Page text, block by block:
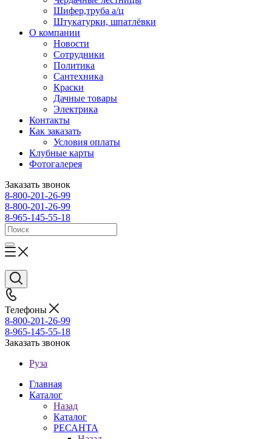
Шифер,труба а/ц
Штукатурки, шпатлёвки
О компании
Новости
Сотрудники
Политика
Сантехника
Краски
Дачные товары
Электрика
Контакты
Как заказать
Условия оплаты
Клубные карты
Фотогалерея
Заказать звонок
8-800-201-26-99
8-800-201-26-99
8-965-145-55-18
Телефоны
8-800-201-26-99
8-965-145-55-18
Заказать звонок
Руза
Главная
Каталог
Назад
Каталог
РЕСАНТА